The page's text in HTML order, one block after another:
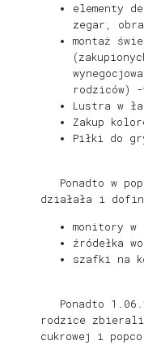
elementy
zegar,
montaż
rodziców) -
Lustra w
Zakup
Piłki do
Ponadto w
działała i
monitory w
źródełka
szafki na
Ponadto
rodzice zbierali
cukrowej i